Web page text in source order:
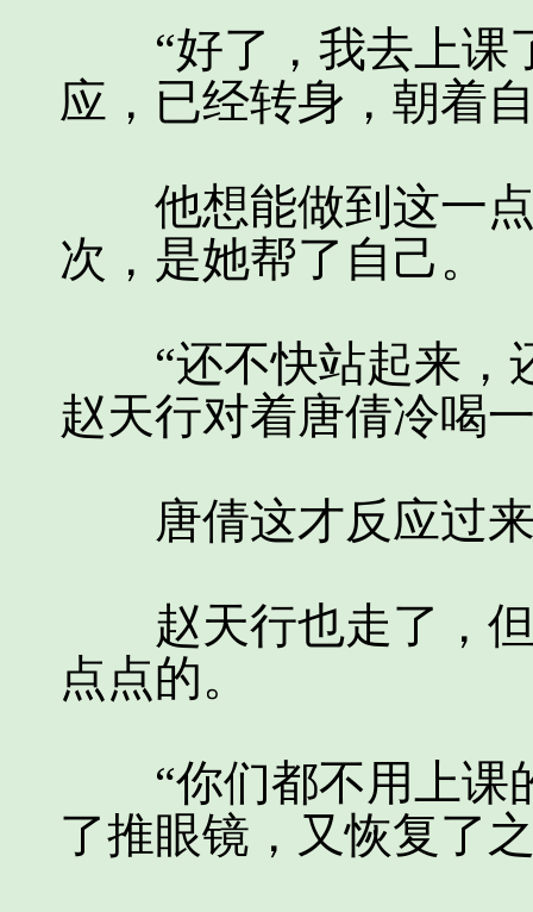
“好了，我去上课
应，已经转身，朝着
他想能做到这一点
次，是她帮了自己。
“还不快站起来，
赵天行对着唐倩冷喝
唐倩这才反应过来
赵天行也走了，但
点点的。
“你们都不用上课
了推眼镜，又恢复了